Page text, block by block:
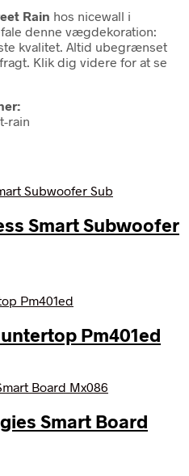
Rain hos nicewall i
denne vægdekoration:
kvalitet. Altid ubegrænset
Klik dig videre for at se
rain
Smart Subwoofer
Pm401ed
Smart Board